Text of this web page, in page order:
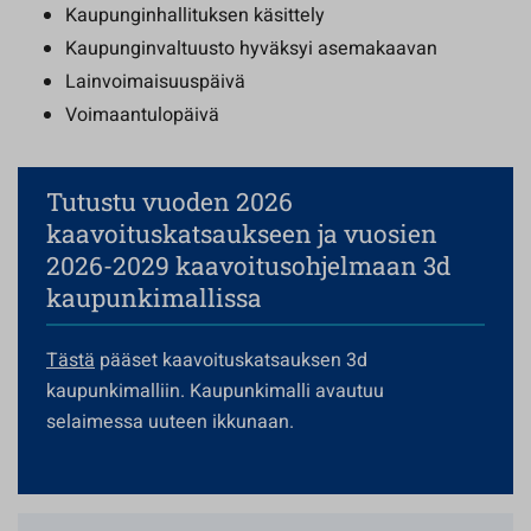
Kaupunginhallituksen käsittely
Kaupunginvaltuusto hyväksyi asemakaavan
Lainvoimaisuuspäivä
Voimaantulopäivä
Tutustu vuoden 2026
kaavoituskatsaukseen ja vuosien
2026-2029 kaavoitusohjelmaan 3d
kaupunkimallissa
Tästä pääset kaavoituskatsauksen 3d
kaupunkimalliin. Kaupunkimalli avautuu
selaimessa uuteen ikkunaan.